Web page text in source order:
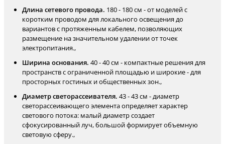
Длина сетевого провода. 180 - 180 см - от моделей с
коротким проводом для локального освещения до
вариантов с протяженным кабелем, позволяющих
размещение на значительном удалении от точек
электропитания.,
Ширина основания. 40 - 40 см - компактные решения для
пространств с ограниченной площадью и широкие - для
просторных гостиных и общественных зон.,
Диаметр светорассеивателя. 43 - 43 см - диаметр
светорассеивающего элемента определяет характер
светового потока: малый диаметр создает
сфокусированный луч, большой формирует объемную
световую сферу.,